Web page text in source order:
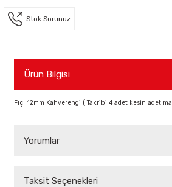
Stok Sorunuz
Ürün Bilgisi
Fıçı 12mm Kahverengi ( Takribi 4 adet kesin adet
Yorumlar
Taksit Seçenekleri